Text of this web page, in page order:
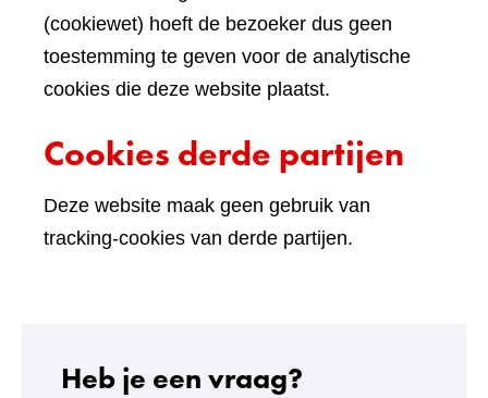
(cookiewet) hoeft de bezoeker dus geen
toestemming te geven voor de analytische
cookies die deze website plaatst.
Cookies derde partijen
Deze website maak geen gebruik van
tracking-cookies van derde partijen.
Heb je een vraag?